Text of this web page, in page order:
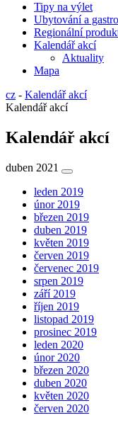
Tipy na výlet
Ubytování a
Regionální
Kalendář akcí
Aktuality
Mapa
cz - Kalendář akcí
Kalendář akcí
Kalendář akcí
duben 2021
leden 2019
únor 2019
březen 2019
duben 2019
květen 2019
červen 2019
červenec 2019
srpen 2019
září 2019
říjen 2019
listopad 2019
prosinec 2019
leden 2020
únor 2020
březen 2020
duben 2020
květen 2020
červen 2020